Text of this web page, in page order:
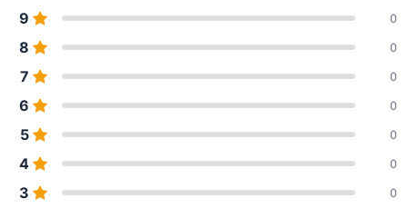
9 0
8 0
7 0
6 0
5 0
4 0
3 0